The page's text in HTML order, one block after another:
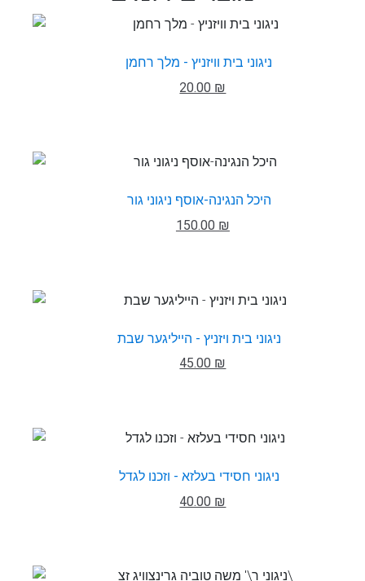
ניגוני בית וויזניץ - מלך רחמן
20.00 ₪
היכל הנגינה-אוסף ניגוני גור
150.00 ₪
ניגוני בית ויזניץ - הייליגער שבת
45.00 ₪
ניגוני חסידי בעלזא - וזכנו לגדל
40.00 ₪